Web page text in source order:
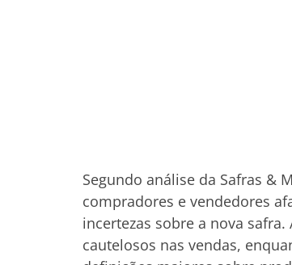
Segundo análise da Safras &
compradores e vendedores
incertezas sobre a nova
cautelosos nas vendas,